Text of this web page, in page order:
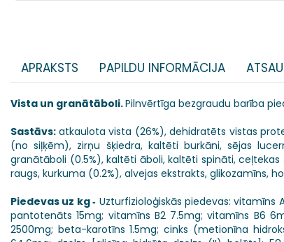
APRAKSTS PAPILDU INFORMĀCIJA
Vista un granātāboli.Pilnvērtīga bezgraudu barība
Sastāvs: atkaulota vista (26%), dehidratēts vistas
(no siļķēm), zirņu šķiedra, kaltēti burkāni, sējas
granātāboli (0.5%), kaltēti āboli, kaltēti spināti,
raugs, kurkuma (0.2%), alvejas ekstrakts, glikozamīns,
Piedevas uz kg ‐ Uzturfizioloģiskās piedevas: vitamīns
pantotenāts 15mg; vitamīns B2 7.5mg; vitamīns B6
2500mg; beta-karotīns 1.5mg; cinks (metionīna